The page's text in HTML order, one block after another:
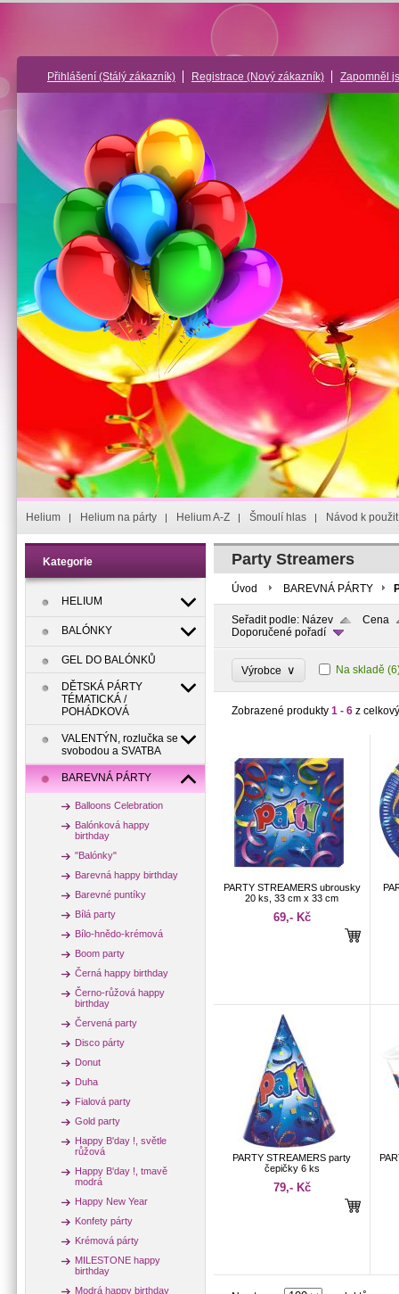
Přihlášení (Stálý zákazník) Registrace (Nový zákazník) Zapomněl
Helium Helium na párty Helium A-Z Šmoulí hlas Návod k
Kategorie
HELIUM
BALÓNKY
GEL DO BALÓNKŮ
DĚTSKÁ PÁRTY
TÉMATICKÁ /
POHÁDKOVÁ
VALENTÝN, rozlučka se
svobodou a SVATBA
BAREVNÁ PÁRTY
Balloons Celebration
Balónková happy
birthday
"Balónky"
Barevná happy birthday
Barevné puntíky
Bílá party
Bílo-hnědo-krémová
Boom party
Černá happy birthday
Černo-růžová happy
birthday
Červená party
Disco párty
Donut
Duha
Fialová party
Gold party
Happy B'day !, světle
růžová
Happy B'day !, tmavě
modrá
Happy New Year
Konfety párty
Krémová párty
MILESTONE happy
birthday
Modrá happy birthday
Party Streamers
Úvod BAREVNÁ PÁRTY
Seřadit podle: Název
Cena
Doporučené pořadí
Výrobce ∨ Na skladě
Zobrazené produkty 1 - 6 z
PARTY STREAMERS ubrousky
20 ks, 33 cm x 33 cm
69,- Kč
PARTY STREAMERS party
čepičky 6 ks
79,- Kč